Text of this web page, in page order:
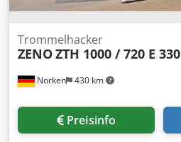
Norken 430 km
Trommelhacker
ZENOZTH 1000 / 720 E 330
Preisinfo